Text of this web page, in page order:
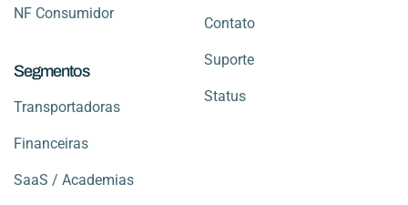
NF Consumidor
Contato
Suporte
Status
Segmentos
Transportadoras
Financeiras
SaaS / Academias